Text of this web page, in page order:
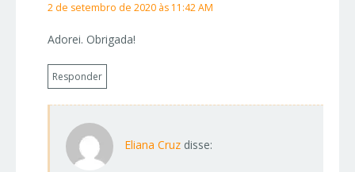
2 de setembro de 2020 às 11:42 AM
Adorei. Obrigada!
Responder
Eliana Cruz disse: